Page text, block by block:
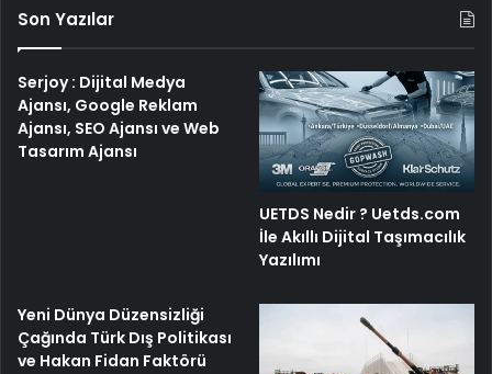
Son Yazılar
Serjoy : Dijital Medya
Ajansı, Google Reklam
Ajansı, SEO Ajansı ve Web
Tasarım Ajansı
UETDS Nedir ? Uetds.com
İle Akıllı Dijital Taşımacılık
Yazılımı
Yeni Dünya Düzensizliği
Çağında Türk Dış Politikası
ve Hakan Fidan Faktörü